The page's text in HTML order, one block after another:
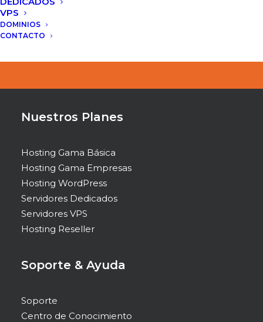
VPS
DOMINIOS
CONTACTO
Nuestros Planes
Hosting Gama Básica
Hosting Gama Empresas
Hosting WordPress
Servidores Dedicados
Servidores VPS
Hosting Reseller
Soporte & Ayuda
Soporte
Centro de Conocimiento